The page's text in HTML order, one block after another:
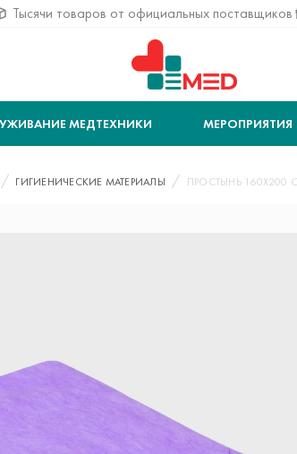
Тысячи товаров от официальных поставщиков
МЕДТЕХНИКИ МЕРОПРИЯТИЯ
ГИГИЕНИЧЕСКИЕ МАТЕРИАЛЫ ПРОСТЫНЬ